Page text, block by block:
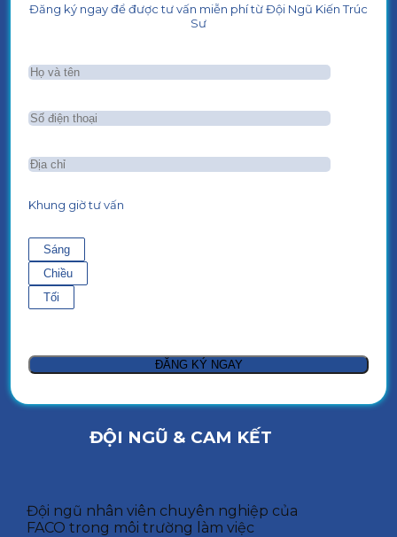
Đăng ký ngay để được tư vấn miễn phí từ Đội Ngũ Kiến Trúc
Sư
Khung giờ tư vấn
Sáng
Chiều
Tối
ĐỘI NGŨ & CAM KẾT
Đội ngũ nhân viên chuyên nghiệp của
FACO trong môi trường làm việc